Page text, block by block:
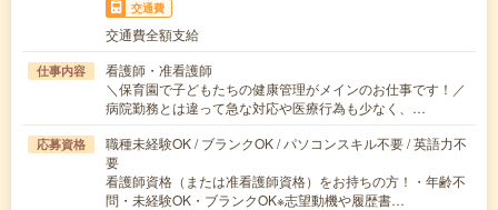
交通費
交通費全額支給
仕事内容
看護師・准看護師
＼保育園で子どもたちの健康管理がメインのお仕事です！／
病院勤務とは違って急な対応や医療行為も少なく、…
応募資格
職種未経験OK / ブランクOK / パソコンスキル不要 / 英語力不
要
看護師資格（または准看護師資格）をお持ちの方！・年齢不
問・未経験OK・ブランクOK※志望動機や履歴書…